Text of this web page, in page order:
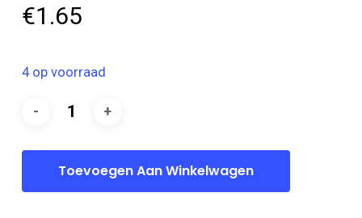
€1.65
4 op voorraad
Toevoegen Aan Winkelwagen